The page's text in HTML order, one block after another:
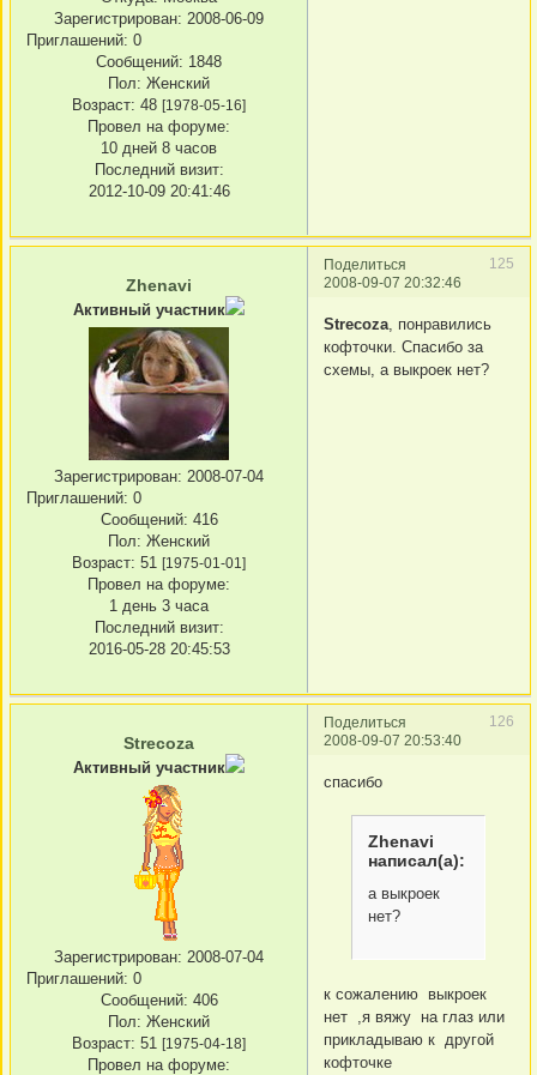
Зарегистрирован: 2008-06-09
Приглашений: 0
Сообщений: 1848
Пол: Женский
Возраст: 48 [1978-05-16]
Провел на форуме:
10 дней 8 часов
Последний визит:
2012-10-09 20:41:46
Поделиться
125
2008-09-07 20:32:46
Zhenavi
Активный участник
Зарегистрирован: 2008-07-04
Приглашений: 0
Сообщений: 416
Пол: Женский
Возраст: 51 [1975-01-01]
Провел на форуме:
1 день 3 часа
Последний визит:
2016-05-28 20:45:53
Strecoza, понравились
кофточки. Спасибо за
схемы, а выкроек нет?
Поделиться
126
2008-09-07 20:53:40
Strecoza
Активный участник
Зарегистрирован: 2008-07-04
Приглашений: 0
Сообщений: 406
Пол: Женский
Возраст: 51 [1975-04-18]
Провел на форуме:
спасибо
Zhenavi
написал(а):
а выкроек
нет?
к сожалению выкроек
нет ,я вяжу на глаз или
прикладываю к другой
кофточке